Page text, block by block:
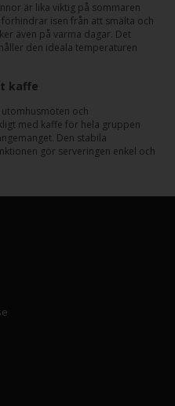
är lika viktig på sommaren
isen från att smälta och
även på varma dagar. Det
den ideala temperaturen
kaffe
och
med kaffe för hela gruppen
Den stabila
gör serveringen enkel och